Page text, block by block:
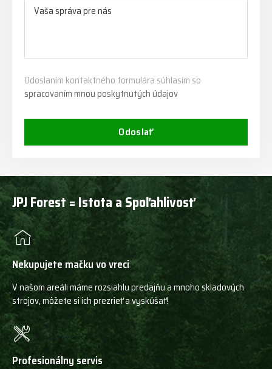
Odoslaním kontaktného formulára súhlasím so
spracovaním mnou poskytnutých údajov
Odoslať
JPJ Forest = Istota a Spoľahlivosť
Nekupujete mačku vo vreci
V našom areáli máme rozsiahlu predajňu a mnoho skladových
strojov, môžete si ich prezrieť a vyskúšať!
Profesionálny servis